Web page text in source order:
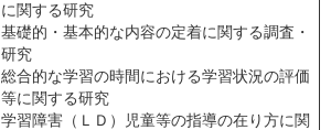
に関する研究
基礎的・基本的な内容の定着に関する調査・
研究
総合的な学習の時間における学習状況の評価
等に関する研究
学習障害（ＬＤ）児童等の指導の在り方に関